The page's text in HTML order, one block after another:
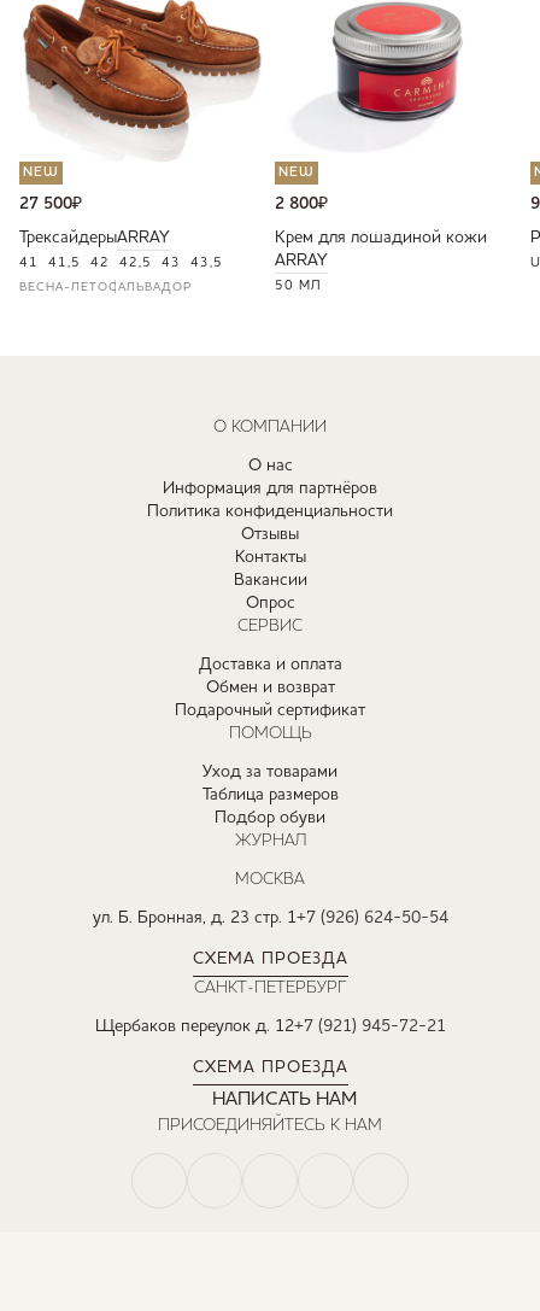
NEW
27 500₽
ТрексайдерыARRAY
41 41,5 42 42,5 43 43,5
ВЕСНА-ЛЕТОСАЛЬВАДОР
NEW
2 800₽
Крем для лошадиной кожи
ARRAY
50 МЛ
О КОМПАНИИ
О нас
Информация для партнёров
Политика конфиденциальности
Отзывы
Контакты
Вакансии
Опрос
СЕРВИС
Доставка и оплата
Обмен и возврат
Подарочный сертификат
ПОМОЩЬ
Уход за товарами
Таблица размеров
Подбор обуви
ЖУРНАЛ
МОСКВА
ул. Б. Бронная, д. 23 стр. 1+7 (926) 624-50-54
СХЕМА ПРОЕЗДА
САНКТ-ПЕТЕРБУРГ
Щербаков переулок д. 12+7 (921) 945-72-21
СХЕМА ПРОЕЗДА
НАПИСАТЬ НАМ
ПРИСОЕДИНЯЙТЕСЬ К НАМ